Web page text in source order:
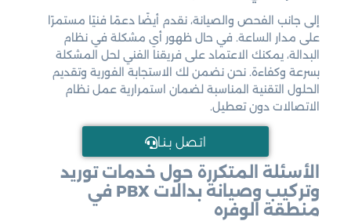
إلى جانب الفحص والصيانة، نقدم أيضًا دعمًا فنيًا مستمرًا
على مدار الساعة. في حال ظهور أي مشكلة في نظام
البدالة، يمكنك الاعتماد على فريقنا الفني لحل المشكلة
بسرعة وكفاءة. نحن نضمن لك الاستجابة الفورية وتقديم
الحلول التقنية المناسبة لضمان استمرارية عمل نظام
الاتصالات دون تعطيل.
اتـصل بـنـا
الأسئلة المتكررة حول خدمات توريد
وتركيب وصيانة بدالات PBX في
منطقة الوفره